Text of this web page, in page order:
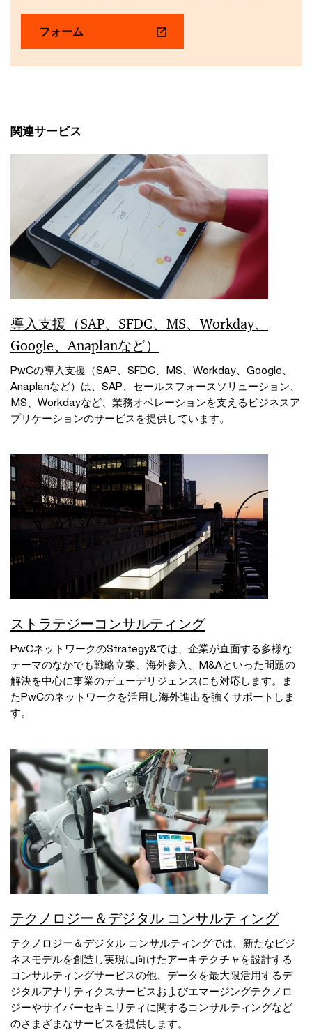
フォーム
関連サービス
導入支援（SAP、SFDC、MS、Workday、
Google、Anaplanなど）
PwCの導入支援（SAP、SFDC、MS、Workday、Google、
Anaplanなど）は、SAP、セールスフォースソリューション、
MS、Workdayなど、業務オペレーションを支えるビジネスア
プリケーションのサービスを提供しています。
ストラテジーコンサルティング
PwCネットワークのStrategy&では、企業が直面する多様な
テーマのなかでも戦略立案、海外参入、M&Aといった問題の
解決を中心に事業のデューデリジェンスにも対応します。ま
たPwCのネットワークを活用し海外進出を強くサポートしま
す。
テクノロジー＆デジタル コンサルティング
テクノロジー＆デジタル コンサルティングでは、新たなビジ
ネスモデルを創造し実現に向けたアーキテクチャを設計する
コンサルティングサービスの他、データを最大限活用するデ
ジタルアナリティクスサービスおよびエマージングテクノロ
ジーやサイバーセキュリティに関するコンサルティングなど
のさまざまなサービスを提供します。